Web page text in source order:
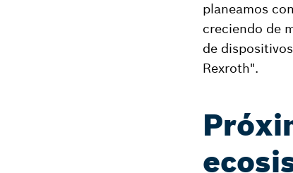
planeamos
creciendo de
de
Rexroth".